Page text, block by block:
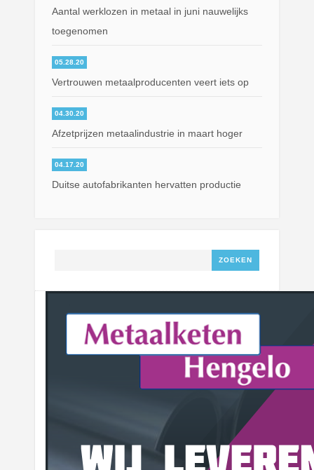
Aantal werklozen in metaal in juni nauwelijks
toegenomen
05.28.20
Vertrouwen metaalproducenten veert iets op
04.30.20
Afzetprijzen metaalindustrie in maart hoger
04.17.20
Duitse autofabrikanten hervatten productie